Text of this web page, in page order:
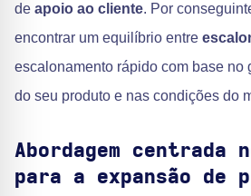
de apoio ao cliente. Por
encontrar um equilíbrio entre
escalonamento rápido com base no
do seu produto e nas condições do
Abordagem centrada
para a expansão de